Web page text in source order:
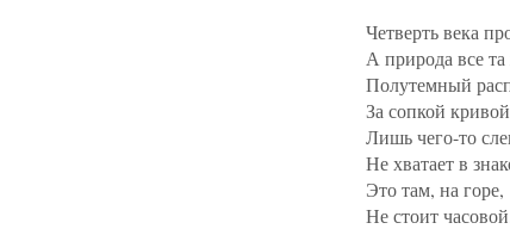
Четверть века
А природа все
Полутемный
За сопкой
Лишь чего-то
Не хватает в
Это там, на горе,
Не стоит